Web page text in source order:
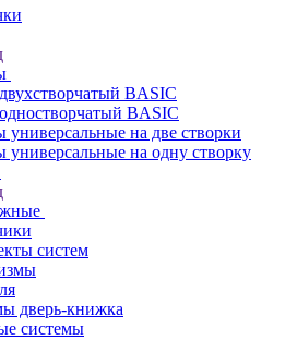
BASIC
BASIC
универсальные на две створки
универсальные на одну створку
систем
дверь-книжка
системы